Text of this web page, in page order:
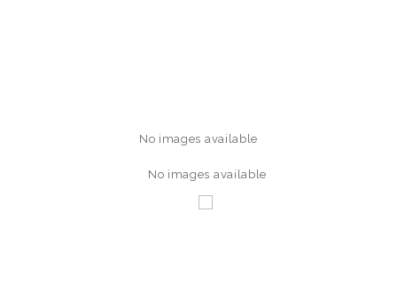
No images available
No images available